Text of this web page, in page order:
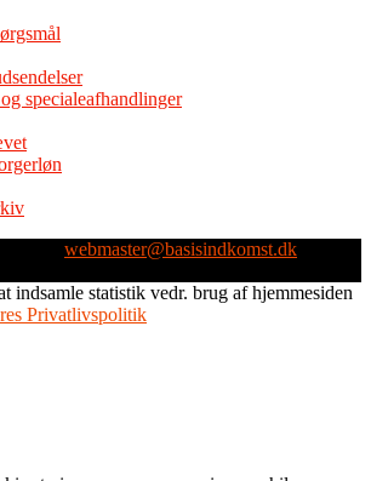
specialeafhandlinger
webmaster@basisindkomst.dk
indsamle statistik vedr. brug af hjemmesiden
Privatlivspolitik